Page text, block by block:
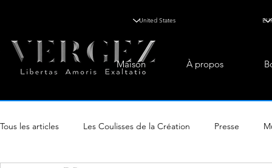
Maison À propos
Tous les articles Les Coulisses de la Création Presse